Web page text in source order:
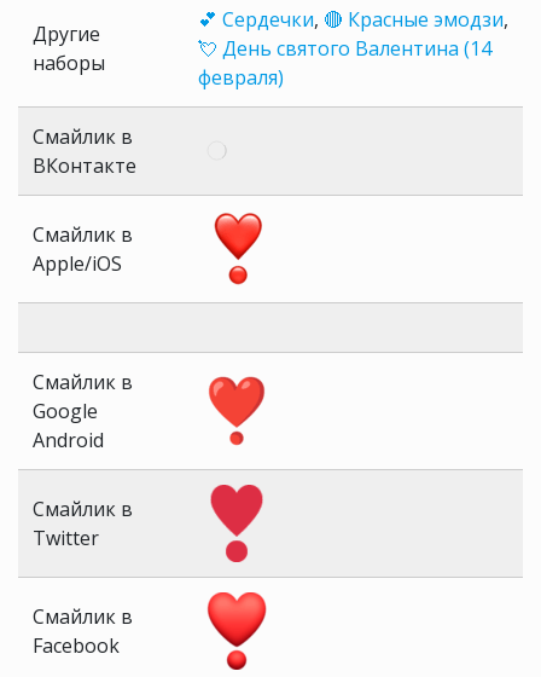
Другие
наборы
💕 Сердечки, 🔴 Красные эмодзи,
💘 День святого Валентина (14
февраля)
Смайлик в
ВКонтакте
Смайлик в
Apple/iOS
Смайлик в
Google
Android
Смайлик в
Twitter
Смайлик в
Facebook